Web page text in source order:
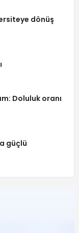
dönüş
Doluluk oranı
güçlü